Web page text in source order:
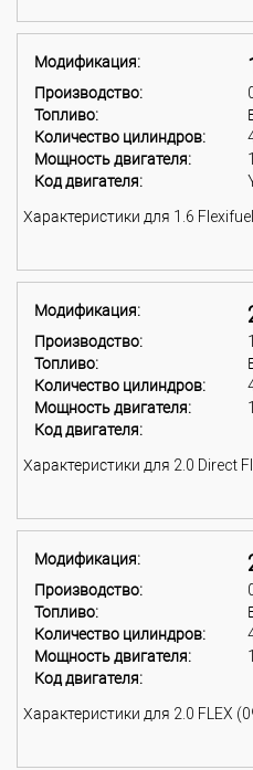
Модификация:
Производство:
Топливо:
Количество цилиндров:
Мощность двигателя:
Код двигателя:
Характеристики для 1.6
Модификация:
Производство:
Топливо:
Количество цилиндров:
Мощность двигателя:
Код двигателя:
Характеристики для 2.0 Direct
Модификация:
Производство:
Топливо:
Количество цилиндров:
Мощность двигателя:
Код двигателя:
Характеристики для 2.0 FLEX